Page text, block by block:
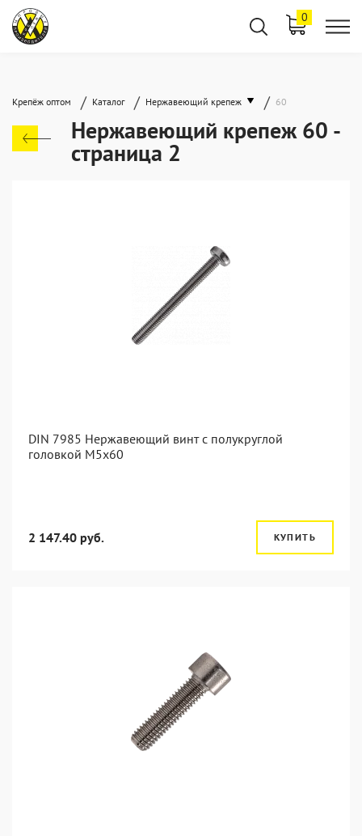
0
Крепёж оптом / Каталог / Нержавеющий крепеж / 60
Нержавеющий крепеж 60 -
страница 2
DIN 7985 Нержавеющий винт с полукруглой
головкой М5х60
2 147.40 руб. КУПИТЬ